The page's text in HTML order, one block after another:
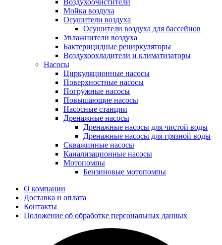
Мойка воздуха
Осушители воздуха
Осушители воздуха для бассейнов
Увлажнители воздуха
Бактерицидные рециркуляторы
Воздухоохладители и климатизаторы
Насосы
Циркуляционные насосы
Поверхностные насосы
Погружные насосы
Повышающие насосы
Насосные станции
Дренажные насосы
Дренажные насосы для чистой воды
Дренажные насосы для грязной воды
Скважинные насосы
Канализационные насосы
Мотопомпы
Бензиновые мотопомпы
О компании
Доставка и оплата
Контакты
Положение об обработке персональных данных